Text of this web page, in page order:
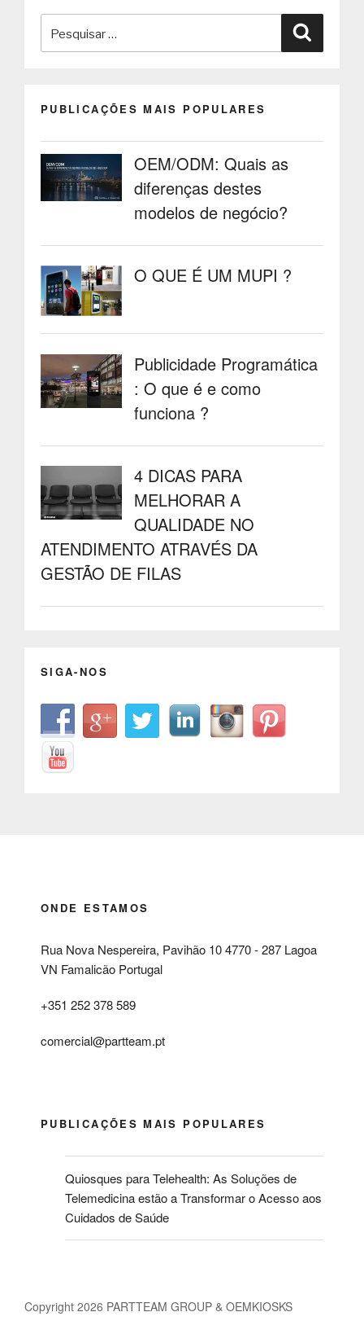
de
por:
PUBLICAÇÕES MAIS POPULARES
OEM/ODM: Quais as
diferenças destes
modelos de negócio?
O QUE É UM MUPI ?
Publicidade Programática
: O que é e como
funciona ?
4 DICAS PARA
MELHORAR A
QUALIDADE NO
ATENDIMENTO ATRAVÉS DA
GESTÃO DE FILAS
SIGA-NOS
ONDE ESTAMOS
Rua Nova Nespereira, Pavihão 10 4770 - 287 Lagoa
VN Famalicão Portugal
+351 252 378 589
comercial@partteam.pt
PUBLICAÇÕES MAIS POPULARES
Quiosques para Telehealth: As Soluções de
Telemedicina estão a Transformar o Acesso aos
Cuidados de Saúde
Copyright 2026 PARTTEAM GROUP & OEMKIOSKS